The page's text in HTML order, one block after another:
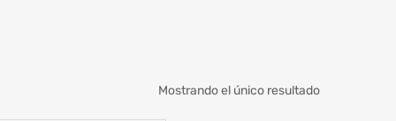
Mostrando el único resultado